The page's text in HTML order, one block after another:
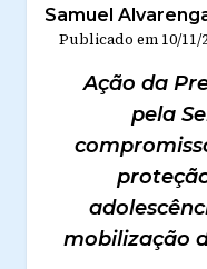
Samuel
Publicado em 10/11/
Ação da
pela
mobilização